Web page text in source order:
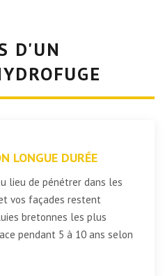
D'UN
LONGUE DURÉE
lieu de pénétrer dans les
vos façades restent
bretonnes les plus
pendant 5 à 10 ans selon